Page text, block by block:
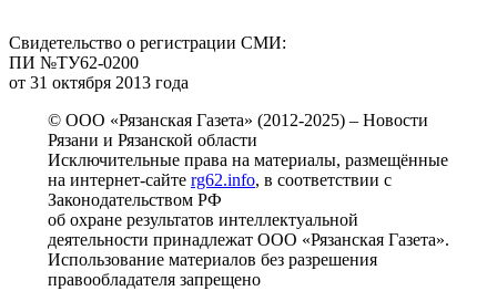
Свидетельство о регистрации СМИ:
ПИ №ТУ62-0200
от 31 октября 2013 года
© ООО «Рязанская Газета» (2012-2025) – Новости
Рязани и Рязанской области
Исключительные права на материалы, размещённые
на интернет-сайте rg62.info, в соответствии с
Законодательством РФ
об охране результатов интеллектуальной
деятельности принадлежат ООО «Рязанская Газета».
Использование материалов без разрешения
правообладателя запрещено